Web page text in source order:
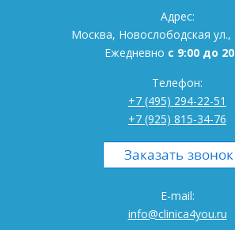
Адрес:
Москва, Новослободская ул.,
Ежедневно с 9:00 до
Телефон:
+7 (495) 294-22-51
+7 (925) 815-34-76
E-mail:
info@clinica4you.ru